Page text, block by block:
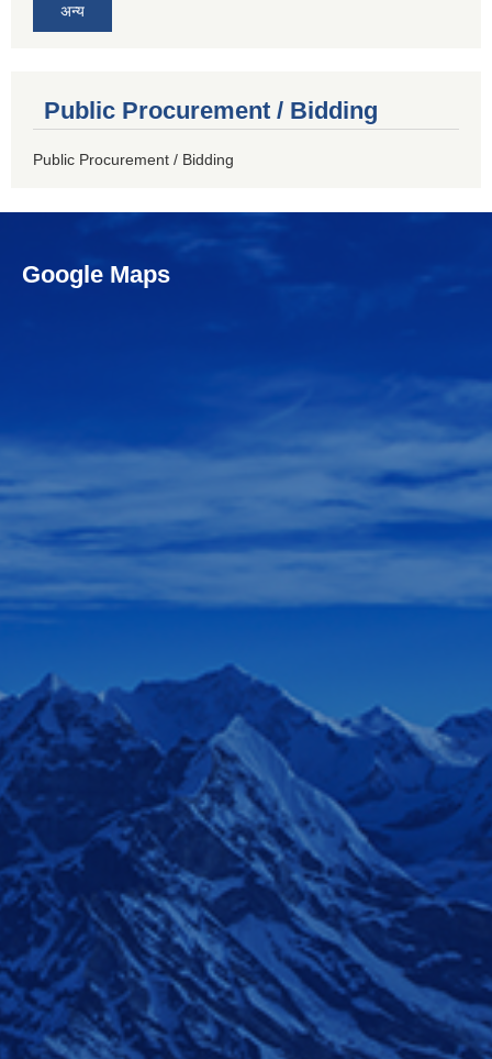
अन्य
Public Procurement / Bidding
Public Procurement / Bidding
Google Maps